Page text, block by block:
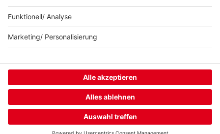
HOME STREAMS MENÜ
© KISS FM